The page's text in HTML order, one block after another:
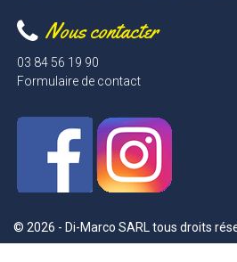
Nous contacter
03 84 56 19 90
Formulaire de contact
© 2026 - Di-Marco SARL tous droits